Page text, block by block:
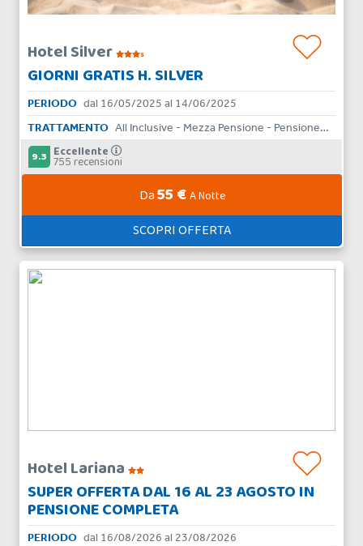
Hotel Silver s
GIORNI GRATIS H. SILVER
PERIODO dal 16/05/2025 al 14/06/2025
TRATTAMENTO
All Inclusive - Mezza Pensione - Pensione Completa - Bed & Breakfast
9.3 Eccellente
755 recensioni
Da55 €A Notte
SCOPRI OFFERTA
Hotel Lariana
SUPER OFFERTA DAL 16 AL 23 AGOSTO IN
PENSIONE COMPLETA
PERIODO dal 16/08/2026 al 23/08/2026